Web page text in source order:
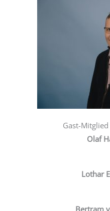
Gast-
Olaf
Lothar